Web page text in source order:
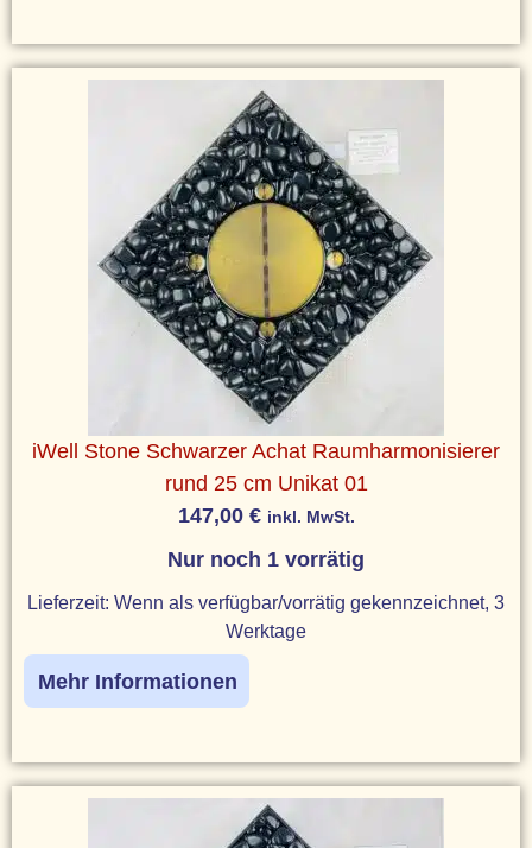
iWell Stone Schwarzer Achat Raumharmonisierer
rund 25 cm Unikat 01
147,00 € inkl. MwSt.
Nur noch 1 vorrätig
Lieferzeit: Wenn als verfügbar/vorrätig gekennzeichnet, 3
Werktage
Mehr Informationen